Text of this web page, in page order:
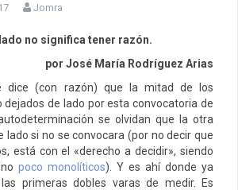
Jomra
no significa tener razón.
por José María Rodríguez Arias
dice (con razón) que la mitad de los
dejados de lado por esta convocatoria de
se olvidan que la otra
lado si no se convocara (por no decir que
está con el «derecho a decidir», siendo
poco monolíticos). Y es ahí donde ya
primeras dobles varas de medir. Es